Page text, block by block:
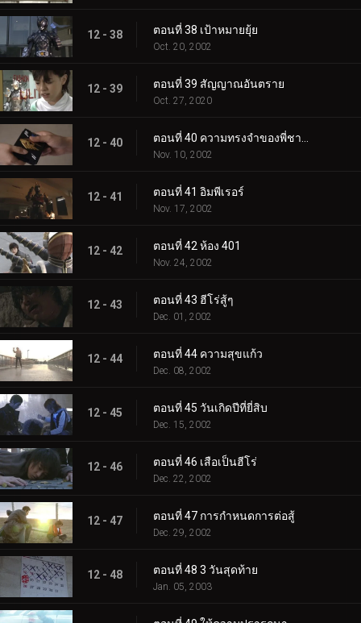
12 - 38 ตอนที่ 38 เป้าหมายยุ้ย
Oct. 20, 2002
12 - 39 ตอนที่ 39 สัญญาณอันตราย
Oct. 27, 2020
12 - 40
Nov. 10, 2002
12 - 41 ตอนที่ 41 อิมพีเรอร์
Nov. 17, 2002
12 - 42 ตอนที่ 42 ห้อง 401
Nov. 24, 2002
12 - 43 ตอนที่ 43 ฮีโร่สู้ๆ
Dec. 01, 2002
12 - 44 ตอนที่ 44 ความสุขแก้ว
Dec. 08, 2002
12 - 45 ตอนที่ 45 วันเกิดปีที่ยี่สิบ
Dec. 15, 2002
12 - 46 ตอนที่ 46 เสือเป็นฮีโร่
Dec. 22, 2002
12 - 47 ตอนที่ 47 การกำหนดการต่อสู้
Dec. 29, 2002
12 - 48 ตอนที่ 48 3 วันสุดท้าย
Jan. 05, 2003